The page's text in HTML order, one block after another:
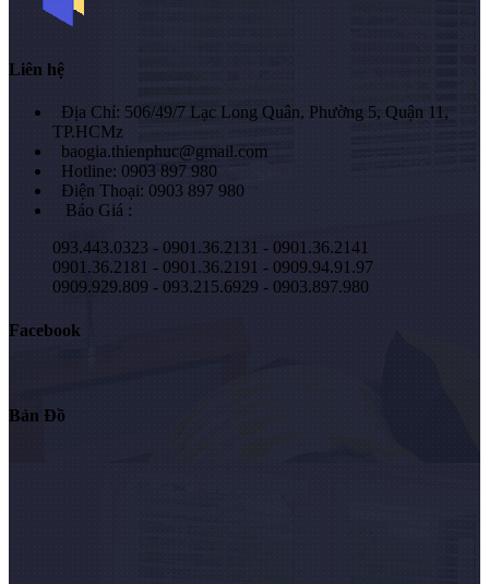
Liên hệ
Địa Chỉ: 506/49/7 Lạc Long Quân, Phường 5, Quận 11,
TP.HCMz
baogia.thienphuc@gmail.com
Hotline: 0903 897 980
Điện Thoại: 0903 897 980
Báo Giá :
093.443.0323 - 0901.36.2131 - 0901.36.2141
0901.36.2181 - 0901.36.2191 - 0909.94.91.97
0909.929.809 - 093.215.6929 - 0903.897.980
Facebook
Bản Đồ